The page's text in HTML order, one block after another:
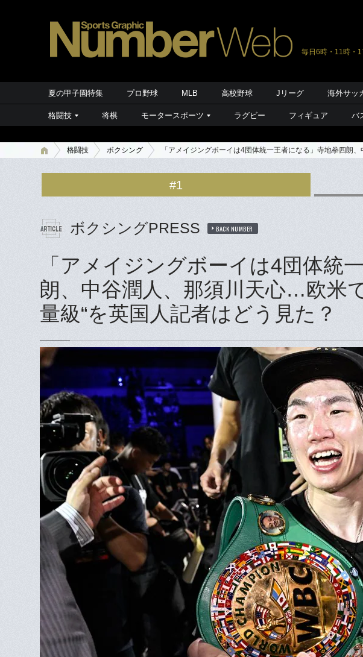
毎日6時・11時・
夏の甲子園特集 プロ野球 MLB 高校野球 Jリーグ 海外サッ
格闘技 将棋 モータースポーツ ラグビー フィギュア バ
格闘技 ボクシング 「アメイジングボーイは4団体統一王者になる」寺地拳四朗
#1
ボクシングPRESS BACK NUMBER
「アメイジングボーイは4団体統
朗、中谷潤人、那須川天心…欧米
量級“を英国人記者はどう見た？